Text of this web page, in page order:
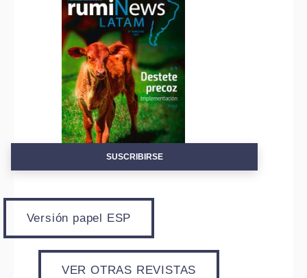
SUSCRIBIRSE
Versión papel ESP
VER OTRAS REVISTAS